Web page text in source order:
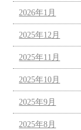
2026年1月
2025年12月
2025年11月
2025年10月
2025年9月
2025年8月